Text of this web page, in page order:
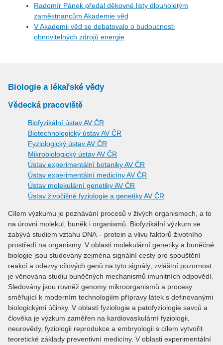
Radomír Pánek předal děkovné listy dlouholetým
zaměstnancům Akademie věd
V Akademii věd se debatovalo o budoucnosti
obnovitelných zdrojů energie
Biologie a lékařské vědy
Vědecká pracoviště
Biofyzikální ústav AV ČR
Biotechnologický ústav AV ČR
Fyziologický ústav AV ČR
Mikrobiologický ústav AV ČR
Ústav experimentální botaniky AV ČR
Ústav experimentální medicíny AV ČR
Ústav molekulární genetiky AV ČR
Ústav živočišné fyziologie a genetiky AV ČR
Cílem výzkumu je poznávání procesů v živých organismech, a to
na úrovni molekul, buněk i organismů. Biofyzikální výzkum se
zabývá studiem vztahu DNA – protein a vlivu faktorů životního
prostředí na organismy. V oblasti molekulární genetiky a buněčné
biologie jsou studovány zejména signální cesty pro spouštění
reakcí a odezvy cílových genů na tyto signály; zvláštní pozornost
je věnována studiu buněčných mechanismů imunitních odpovědí.
Sledovány jsou rovněž genomy mikroorganismů a procesy
směřující k moderním technologiím přípravy látek s definovanými
biologickými účinky. V oblasti fyziologie a patofyziologie savců a
člověka je výzkum zaměřen na kardiovaskulární fyziologii,
neurovědy, fyziologii reprodukce a embryologii s cílem vytvořit
teoretické základy preventivní medicíny. V oblasti experimentální